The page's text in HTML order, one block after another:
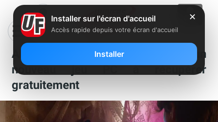
Abonnés Freebox et Prime : un
nouveau jeu PC à récupérer
gratuitement
✕
Installer sur l'écran d'accueil
Accès rapide depuis votre écran d'accueil
Installer